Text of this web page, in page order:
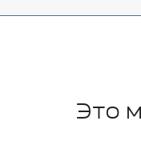
Это